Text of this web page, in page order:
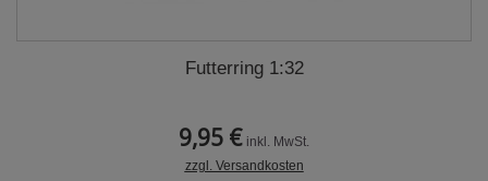
Futterring 1:32
9,95 € inkl. MwSt.
zzgl. Versandkosten